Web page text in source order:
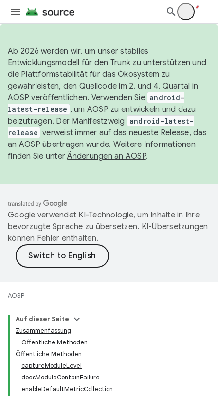
Ab 2026 werden wir, um unser stabiles
Entwicklungsmodell für den Trunk zu unterstützen und
die Plattformstabilität für das Ökosystem zu
gewährleisten, den Quellcode im 2. und 4. Quartal in
AOSP veröffentlichen. Verwenden Sie android-
latest-release , um AOSP zu entwickeln und dazu
beizutragen. Der Manifestzweig
android-latest-
release verweist immer auf das neueste Release, das
an AOSP übertragen wurde. Weitere Informationen
finden Sie unterÄnderungen an AOSP.
Google verwendet KI-Technologie, um Inhalte in Ihre
bevorzugte Sprache zu übersetzen. KI-Übersetzungen
können Fehler enthalten.
AOSP
Auf dieser Seite
Zusammenfassung
Öffentliche Methoden
Öffentliche Methoden
captureModuleLevel
doesModuleContainFailure
enableDefaultMetricCollection